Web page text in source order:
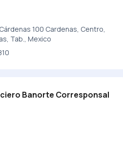
100 Cardenas, Centro,
Tab., Mexico
Banorte Corresponsal